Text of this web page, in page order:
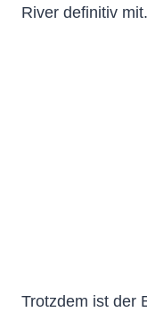
River definitiv mit.
Trotzdem ist der